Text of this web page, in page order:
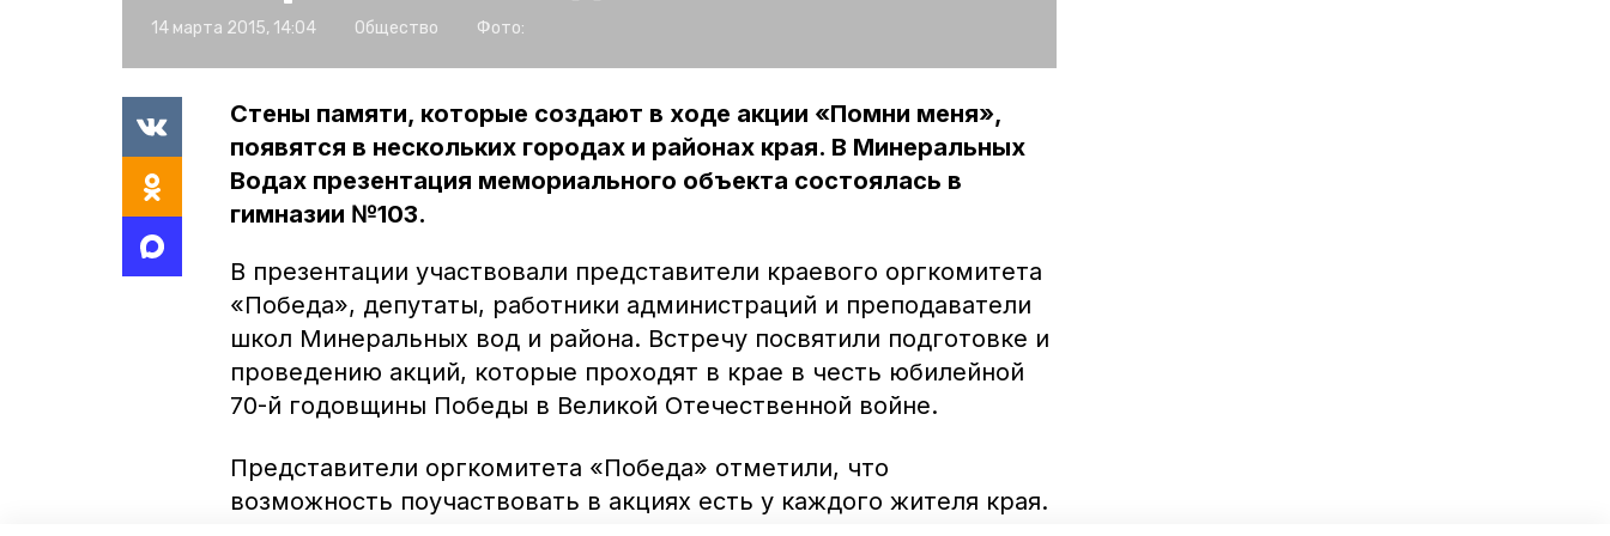
14 марта 2015, 14:04 Общество Фото:
Стены памяти, которые создают в ходе акции «Помни меня»,
появятся в нескольких городах и районах края. В Минеральных
Водах презентация мемориального объекта состоялась в
гимназии №103.
В презентации участвовали представители краевого оргкомитета
«Победа», депутаты, работники администраций и преподаватели
школ Минеральных вод и района. Встречу посвятили подготовке и
проведению акций, которые проходят в крае в честь юбилейной
70-й годовщины Победы в Великой Отечественной войне.
Представители оргкомитета «Победа» отметили, что
возможность поучаствовать в акциях есть у каждого жителя края.